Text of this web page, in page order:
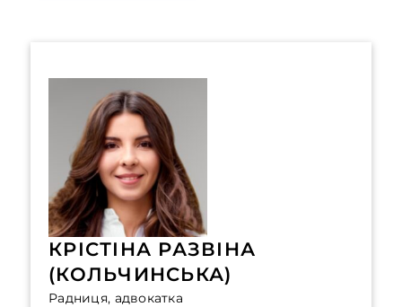
КРІСТІНА РАЗВІНА
(КОЛЬЧИНСЬКА)
Радниця, адвокатка